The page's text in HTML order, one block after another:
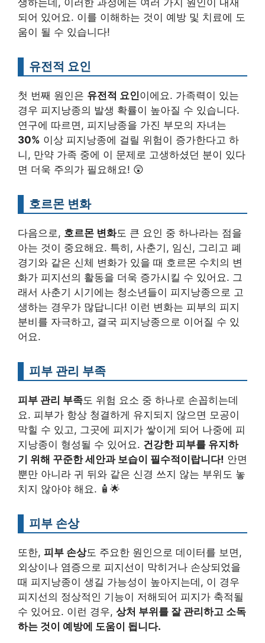
되어 있어요. 이를 이해하는 것이 예방 및 치료에 도
움이 될 수 있습니다!
유전적 요인
첫 번째 원인은 유전적 요인이에요. 가족력이 있는
경우 피지낭종의 발생 확률이 높아질 수 있습니다.
연구에 따르면, 피지낭종을 가진 부모의 자녀는
30% 이상 피지낭종에 걸릴 위험이 증가한다고 하
니, 만약 가족 중에 이 문제로 고생하셨던 분이 있다
면 더욱 주의가 필요해요! 😲
호르몬 변화
다음으로, 호르몬 변화도 큰 요인 중 하나라는 점을
아는 것이 중요해요. 특히, 사춘기, 임신, 그리고 폐
경기와 같은 신체 변화가 있을 때 호르몬 수치의 변
화가 피지선의 활동을 더욱 증가시킬 수 있어요. 그
래서 사춘기 시기에는 청소년들이 피지낭종으로 고
생하는 경우가 많답니다! 이런 변화는 피부의 피지
분비를 자극하고, 결국 피지낭종으로 이어질 수 있
어요.
피부 관리 부족
피부 관리 부족도 위험 요소 중 하나로 손꼽히는데
요. 피부가 항상 청결하게 유지되지 않으면 모공이
막힐 수 있고, 그곳에 피지가 쌓이게 되어 나중에 피
지낭종이 형성될 수 있어요. 건강한 피부를 유지하
기 위해 꾸준한 세안과 보습이 필수적이랍니다! 안면
뿐만 아니라 귀 뒤와 같은 신경 쓰지 않는 부위도 놓
치지 않아야 해요. 🧴🌟
피부 손상
또한, 피부 손상도 주요한 원인으로 데이터를 보면,
외상이나 염증으로 피지선이 막히거나 손상되었을
때 피지낭종이 생길 가능성이 높아지는데, 이 경우
피지선의 정상적인 기능이 저해되어 피지가 축적될
수 있어요. 이런 경우, 상처 부위를 잘 관리하고 소독
하는 것이 예방에 도움이 됩니다.